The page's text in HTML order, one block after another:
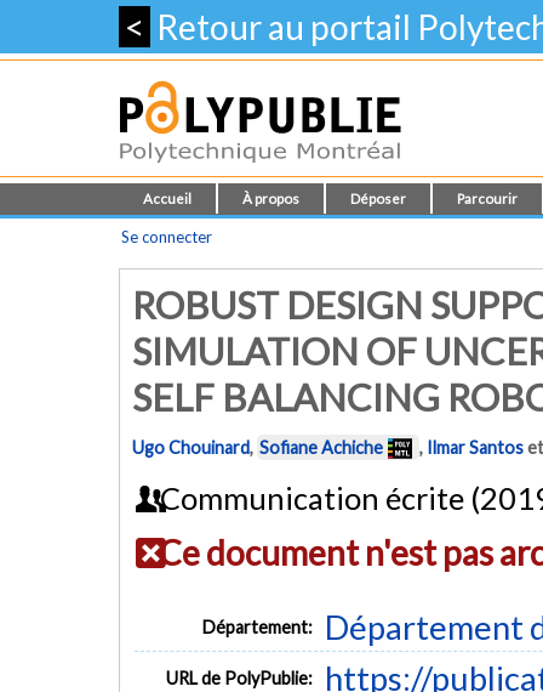
< Retour au portail
Accueil À propos Déposer Parcourir
Se connecter
ROBUST DESIGN
SIMULATION OF
SELF BALANCING
Ugo Chouinard, Sofiane Achiche , Ilmar Santos
Communication écrite
Ce document n'est pas
Département: Département
URL de PolyPublie: https://